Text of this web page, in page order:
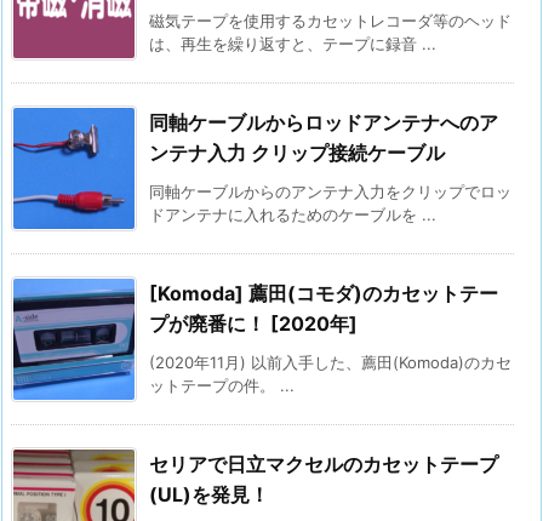
磁気テープを使用するカセットレコーダ等のヘッド
は、再生を繰り返すと、テープに録音 ...
同軸ケーブルからロッドアンテナへのア
ンテナ入力 クリップ接続ケーブル
同軸ケーブルからのアンテナ入力をクリップでロッ
ドアンテナに入れるためのケーブルを ...
[Komoda] 薦田(コモダ)のカセットテー
プが廃番に！ [2020年]
(2020年11月) 以前入手した、薦田(Komoda)のカセ
ットテープの件。 ...
セリアで日立マクセルのカセットテープ
(UL)を発見！